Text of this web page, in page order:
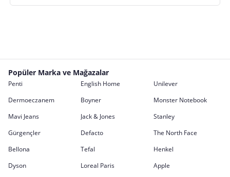
Popüler Marka ve Mağazalar
Penti English Home
Unilever
Dermoeczanem
Boyner
Monster Notebook
Mavi Jeans
Jack & Jones
Stanley
Gürgençler
Defacto
The North Face
Bellona
Tefal
Henkel
Dyson
Loreal Paris
Apple